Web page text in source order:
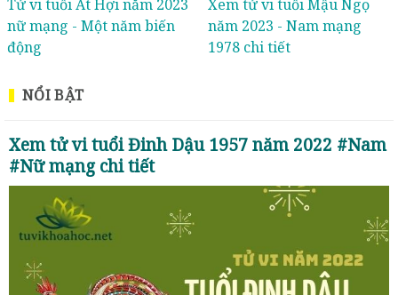
Tử vi tuổi Ất Hợi năm 2023
nữ mạng - Một năm biến
động
Xem tử vi tuổi Mậu Ngọ
năm 2023 - Nam mạng
1978 chi tiết
NỔI BẬT
Xem tử vi tuổi Đinh Dậu 1957 năm 2022 #Nam
#Nữ mạng chi tiết